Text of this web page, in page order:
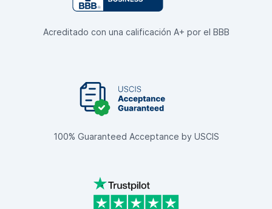
Acreditado con una calificación A+ por el BBB
100% Guaranteed Acceptance by USCIS